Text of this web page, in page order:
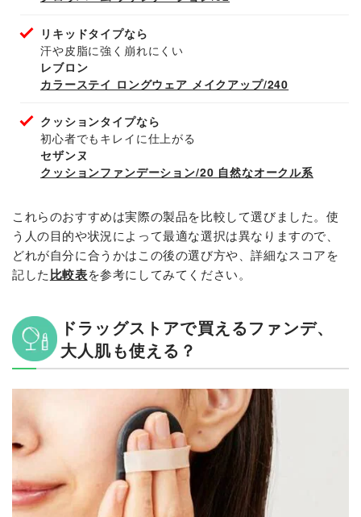
リキッドタイプなら
汗や皮脂に強く崩れにくい
レブロン
カラーステイ ロングウェア メイクアップ/240
クッションタイプなら
初心者でもキレイに仕上がる
セザンヌ
クッションファンデーション/20 自然なオークル系
これらのおすすめは実際の製品を比較して選びました。使
う人の目的や状況によって最適な選択は異なりますので、
どれが自分に合うかはこの後の選び方や、詳細なスコアを
記した比較表を参考にしてみてください。
ドラッグストアで買えるファンデ、
大人肌も使える？